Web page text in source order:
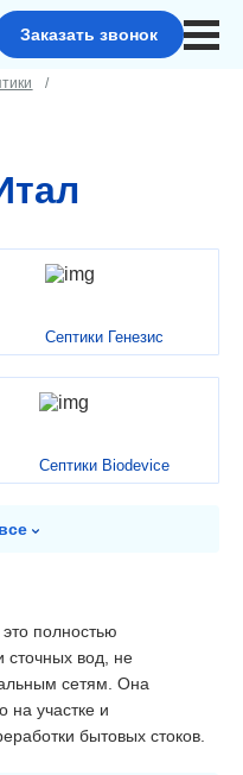
Заказать звонок
Септики Генезис
Септики Biodevice
все
полностью
сточных вод, не
сетям. Она
на участке и
бытовых стоков.